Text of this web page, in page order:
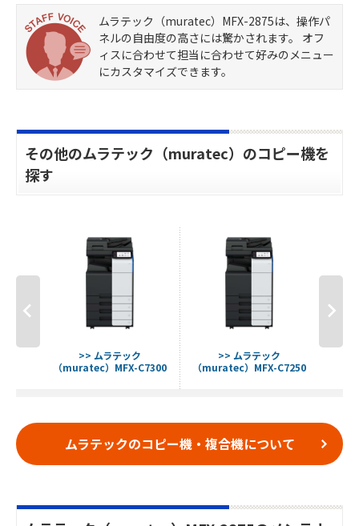
ムラテック（muratec）MFX-2875は、操作パ
ネルの自由度の高さには驚かされます。 オフ
ィスに合わせて担当に合わせて好みのメニュー
にカスタマイズできます。
その他のムラテック（muratec）のコピー機を
探す
>> ムラテック
（muratec）MFX-C7300
>> ムラテック
（muratec）MFX-C7250
ムラテックのコピー機・複合機について